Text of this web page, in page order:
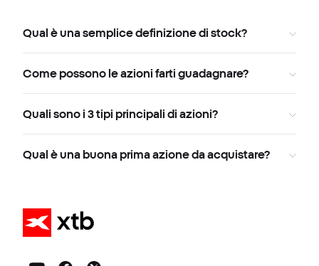
Qual è una semplice definizione di stock?
Come possono le azioni farti guadagnare?
Quali sono i 3 tipi principali di azioni?
Qual è una buona prima azione da acquistare?